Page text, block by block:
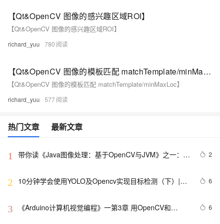
【Qt&OpenCV 图像的感兴趣区域ROI】
【Qt&OpenCV 图像的感兴趣区域ROI】
richard_yuu 780
【Qt&OpenCV 图像的模板匹配 matchTemplate/minMaxLoc】
【Qt&OpenCV 图像的模板匹配 matchTemplate/minMaxLoc】
richard_yuu 577
热门文章 最新文章
1
带你读《Java图像处理：基于OpenCV与JVM》之一：基
2
2
10分钟学会使用YOLO及Opencv实现目标检测（下）|附
6
3
《Arduino计算机视觉编程》一第3章 用OpenCV和
6